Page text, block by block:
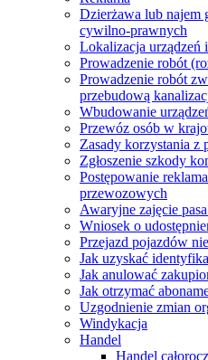
Dzierżawa lub najem
cywilno-prawnych
Lokalizacja urządzeń
Prowadzenie robót
Prowadzenie robót
przebudową
Wbudowanie
Przewóz osób w
Zasady korzystania z
Zgłoszenie szkody
Postępowanie
przewozowych
Awaryjne zajęcie
Wniosek o
Przejazd pojazdów
Jak uzyskać
Jak anulować
Jak otrzymać
Uzgodnienie zmian
Windykacja
Handel
Handel